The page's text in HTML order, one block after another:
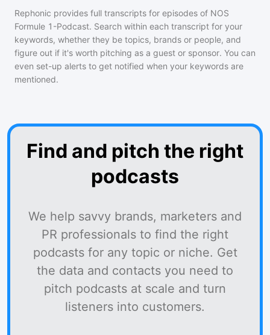
Rephonic provides full transcripts for episodes of NOS
Formule 1-Podcast. Search within each transcript for your
keywords, whether they be topics, brands or people, and
figure out if it's worth pitching as a guest or sponsor. You can
even set-up alerts to get notified when your keywords are
mentioned.
Find and pitch the right
podcasts
We help savvy brands, marketers and
PR professionals to find the right
podcasts for any topic or niche. Get
the data and contacts you need to
pitch podcasts at scale and turn
listeners into customers.